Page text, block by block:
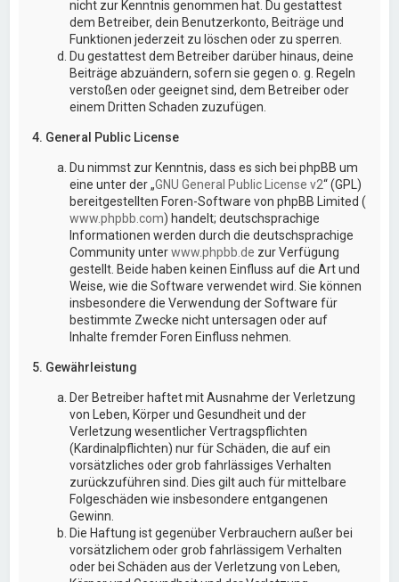
nicht zur Kenntnis genommen hat. Du gestattest
dem Betreiber, dein Benutzerkonto, Beiträge und
Funktionen jederzeit zu löschen oder zu sperren.
Du gestattest dem Betreiber darüber hinaus, deine
Beiträge abzuändern, sofern sie gegen o. g. Regeln
verstoßen oder geeignet sind, dem Betreiber oder
einem Dritten Schaden zuzufügen.
4. General Public License
Du nimmst zur Kenntnis, dass es sich bei phpBB um
eine unter der „GNU General Public License v2“ (GPL)
bereitgestellten Foren-Software von phpBB Limited (
www.phpbb.com) handelt; deutschsprachige
Informationen werden durch die deutschsprachige
Community unterwww.phpbb.de zur Verfügung
gestellt. Beide haben keinen Einfluss auf die Art und
Weise, wie die Software verwendet wird. Sie können
insbesondere die Verwendung der Software für
bestimmte Zwecke nicht untersagen oder auf
Inhalte fremder Foren Einfluss nehmen.
5. Gewährleistung
Der Betreiber haftet mit Ausnahme der Verletzung
von Leben, Körper und Gesundheit und der
Verletzung wesentlicher Vertragspflichten
(Kardinalpflichten) nur für Schäden, die auf ein
vorsätzliches oder grob fahrlässiges Verhalten
zurückzuführen sind. Dies gilt auch für mittelbare
Folgeschäden wie insbesondere entgangenen
Gewinn.
Die Haftung ist gegenüber Verbrauchern außer bei
vorsätzlichem oder grob fahrlässigem Verhalten
oder bei Schäden aus der Verletzung von Leben,